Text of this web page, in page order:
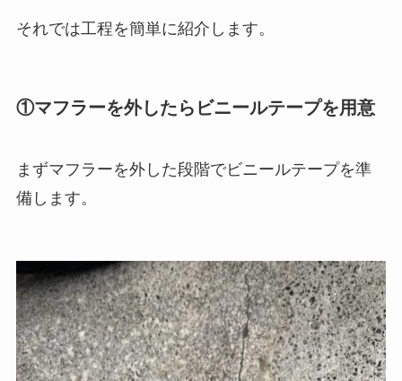
それでは工程を簡単に紹介します。
①マフラーを外したらビニールテープを用意
まずマフラーを外した段階でビニールテープを準
備します。